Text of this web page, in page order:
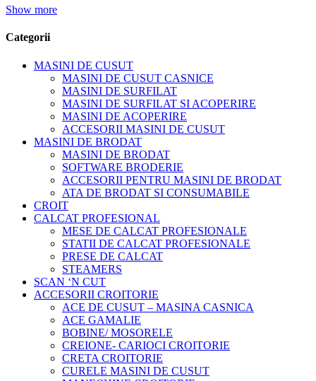
Show more
Categorii
MASINI DE CUSUT
MASINI DE CUSUT CASNICE
MASINI DE SURFILAT
MASINI DE SURFILAT SI ACOPERIRE
MASINI DE ACOPERIRE
ACCESORII MASINI DE CUSUT
MASINI DE BRODAT
MASINI DE BRODAT
SOFTWARE BRODERIE
ACCESORII PENTRU MASINI DE BRODAT
ATA DE BRODAT SI CONSUMABILE
CROIT
CALCAT PROFESIONAL
MESE DE CALCAT PROFESIONALE
STATII DE CALCAT PROFESIONALE
PRESE DE CALCAT
STEAMERS
SCAN ‘N CUT
ACCESORII CROITORIE
ACE DE CUSUT – MASINA CASNICA
ACE GAMALIE
BOBINE/ MOSORELE
CREIONE- CARIOCI CROITORIE
CRETA CROITORIE
CURELE MASINI DE CUSUT